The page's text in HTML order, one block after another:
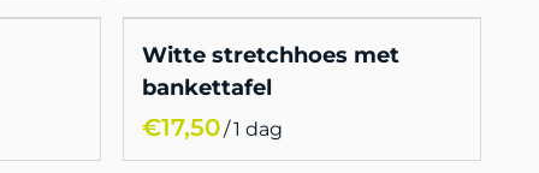
Witte stretchhoes met
bankettafel
/